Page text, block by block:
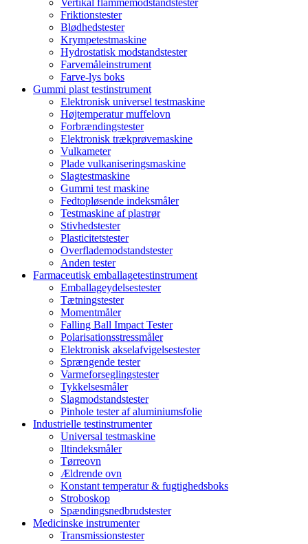
Friktionstester
Blødhedstester
Krympetestmaskine
Hydrostatisk modstandstester
Farvemåleinstrument
Farve-lys boks
Gummi plast testinstrument
Elektronisk universel testmaskine
Højtemperatur muffelovn
Forbrændingstester
Elektronisk trækprøvemaskine
Vulkameter
Plade vulkaniseringsmaskine
Slagtestmaskine
Gummi test maskine
Fedtopløsende indeksmåler
Testmaskine af plastrør
Stivhedstester
Plasticitetstester
Overflademodstandstester
Anden tester
Farmaceutisk emballagetestinstrument
Emballageydelsestester
Tætningstester
Momentmåler
Falling Ball Impact Tester
Polarisationsstressmåler
Elektronisk akselafvigelsestester
Sprængende tester
Varmeforseglingstester
Tykkelsesmåler
Slagmodstandstester
Pinhole tester af aluminiumsfolie
Industrielle testinstrumenter
Universal testmaskine
Iltindeksmåler
Tørreovn
Ældrende ovn
Konstant temperatur & fugtighedsboks
Stroboskop
Spændingsnedbrudstester
Medicinske instrumenter
Transmissionstester